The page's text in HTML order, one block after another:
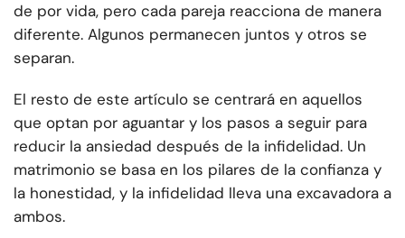
de por vida, pero cada pareja reacciona de manera
diferente. Algunos permanecen juntos y otros se
separan.
El resto de este artículo se centrará en aquellos
que optan por aguantar y los pasos a seguir para
reducir la ansiedad después de la infidelidad. Un
matrimonio se basa en los pilares de la confianza y
la honestidad, y la infidelidad lleva una excavadora a
ambos.